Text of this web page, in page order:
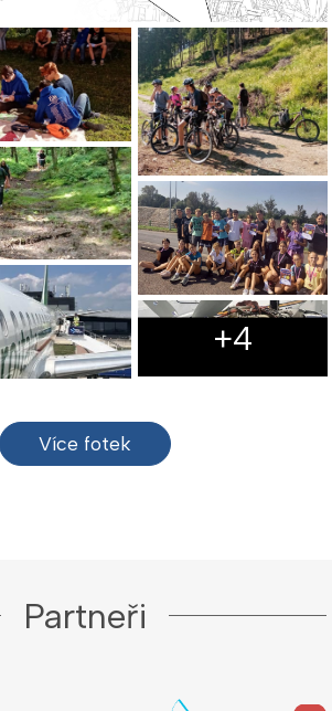
+4
Více fotek
Partneři